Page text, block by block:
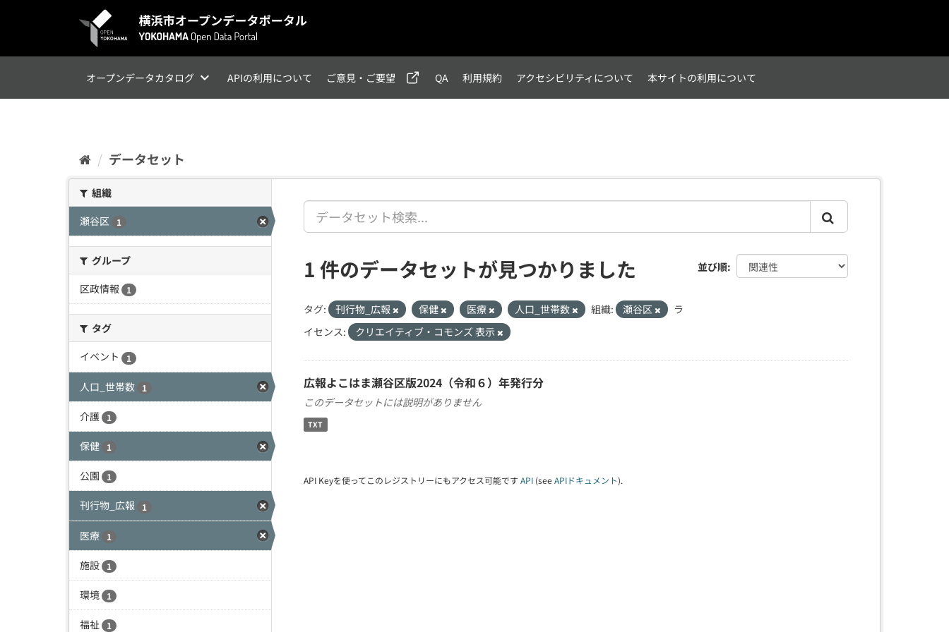
オープンデータカタログ APIの利用について ご意見・ご要望 QA 利用規約 アクセシビリティについて 本サイトの利用について
データセット
組織
瀬谷区
1
グループ
区政情報
1
タグ
イベント
1
人口_世帯数 1
介護 1
保健 1
公園 1
刊行物_広報 1
医療 1
施設 1
環境 1
福祉 1
並び順
1 件のデータセットが見つかりました
タグ: 刊行物_広報 保健 医療 人口_世帯数 組織: 瀬谷区
ラ
イセンス:
クリエイティブ・コモンズ 表示
広報よこはま瀬谷区版2024（令和６）年発行分
このデータセットには説明がありません
TXT
API Keyを使ってこのレジストリーにもアクセス可能です API (see APIドキュメント).